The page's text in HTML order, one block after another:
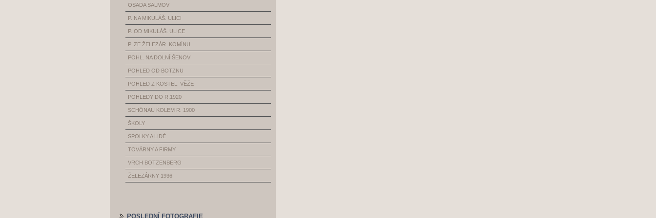
OSADA SALMOV
P. NA MIKULÁŠ. ULICI
P. OD MIKULÁŠ. ULICE
P. ZE ŽELEZÁR. KOMÍNU
POHL. NA DOLNÍ ŠENOV
POHLED OD BOTZNU
POHLED Z KOSTEL. VĚŽE
POHLEDY DO R.1920
SCHÖNAU KOLEM R. 1900
ŠKOLY
SPOLKY A LIDÉ
TOVÁRNY A FIRMY
VRCH BOTZENBERG
ŽELEZÁRNY 1936
POSLEDNÍ FOTOGRAFIE